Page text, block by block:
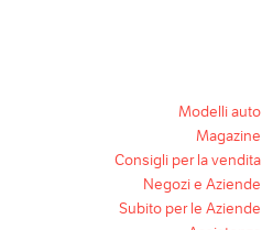
Modelli auto
Magazine
Consigli per la vendita
Negozi e Aziende
Subito per le Aziende